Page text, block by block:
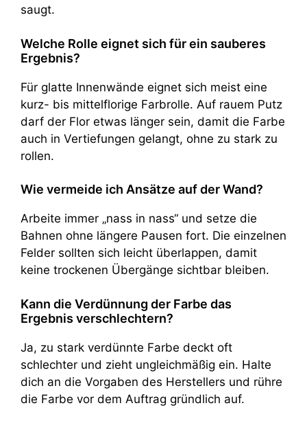
saugt.
Welche Rolle eignet sich für ein sauberes
Ergebnis?
Für glatte Innenwände eignet sich meist eine
kurz- bis mittelflorige Farbrolle. Auf rauem Putz
darf der Flor etwas länger sein, damit die Farbe
auch in Vertiefungen gelangt, ohne zu stark zu
rollen.
Wie vermeide ich Ansätze auf der Wand?
Arbeite immer „nass in nass“ und setze die
Bahnen ohne längere Pausen fort. Die einzelnen
Felder sollten sich leicht überlappen, damit
keine trockenen Übergänge sichtbar bleiben.
Kann die Verdünnung der Farbe das
Ergebnis verschlechtern?
Ja, zu stark verdünnte Farbe deckt oft
schlechter und zieht ungleichmäßig ein. Halte
dich an die Vorgaben des Herstellers und rühre
die Farbe vor dem Auftrag gründlich auf.